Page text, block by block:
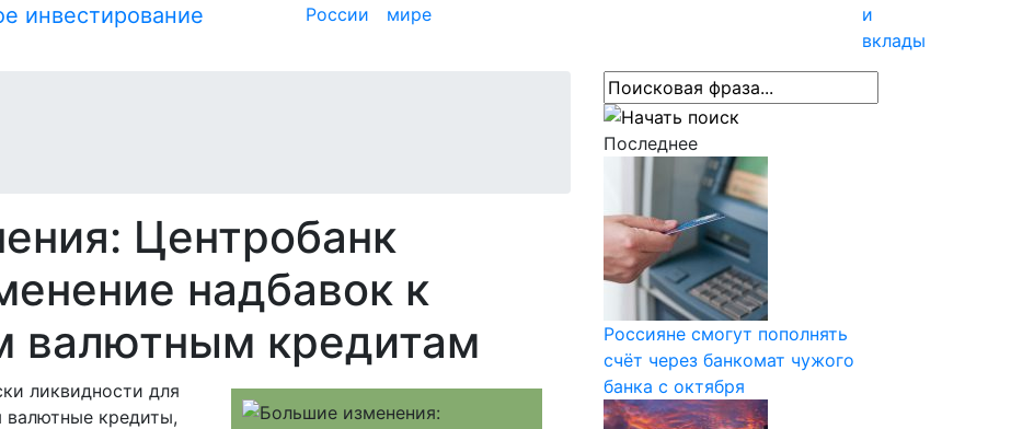
России
мире
и
вклады
Центробанк
надбавок к
валютным кредитам
ликвидности для
кредиты,
Последнее
Россияне смогут пополнять
счёт через банкомат чужого
банка с октября